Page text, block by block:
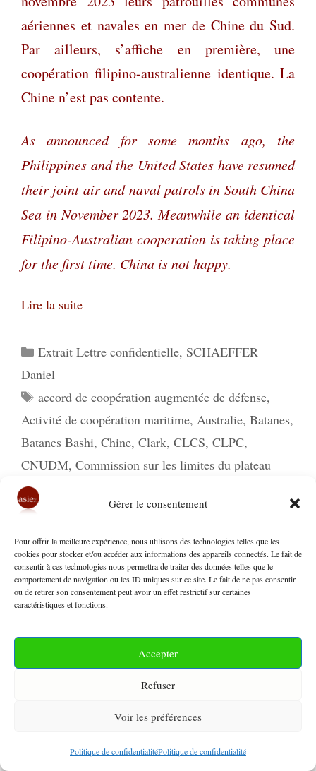
Gérer le consentement
Pour offrir la meilleure expérience, nous utilisons des technologies telles que les
cookies pour stocker et/ou accéder aux informations des appareils connectés. Le fait de
consentir à ces technologies nous permettra de traiter des données telles que le
comportement de navigation ou les ID uniques sur ce site. Le fait de ne pas consentir
ou de retirer son consentement peut avoir un effet restrictif sur certaines
caractéristiques et fonctions.
Accepter
Refuser
Voir les préférences
Politique de confidentialitéPolitique de confidentialité
aériennes et navales en mer de Chine du Sud.
Par ailleurs, s’affiche en première, une
coopération filipino-australienne identique. La
Chine n’est pas contente.
As announced for some months ago, the
Philippines and the United States have resumed
their joint air and naval patrols in South China
Sea in November 2023. Meanwhile an identical
Filipino-Australian cooperation is taking place
for the first time. China is not happy.
Lire la suite
Catégories
Extrait Lettre confidentielle, SCHAEFFER
Daniel
Étiquettes
accord de coopération augmentée de défense,
Activité de coopération maritime, Australie, Batanes,
Batanes Bashi, Chine, Clark, CLCS, CLPC,
CNUDM, Commission sur les limites du plateau
continental
Agreement
États-Unis,Hubo,Itbayat
Sud,Philippines,South China Sea,Southern banks,
Thitu,UNCLOS,United Nations Convention on the
law of the sea,Vietnam,Yuncheng
Violations chinoises de l’espace
aérien international